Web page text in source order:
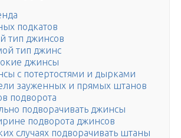
подкатов
тип джинсов
тип джинс
джинсы
с потертостями и дырками
зауженных и прямых штанов
подворота
подворачивать джинсы
подворота джинсов
случаях подворачивать штаны